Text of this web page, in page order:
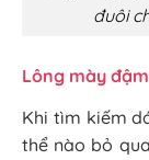
đuôi
Lông mày đậm
Khi tìm kiếm
thể nào bỏ